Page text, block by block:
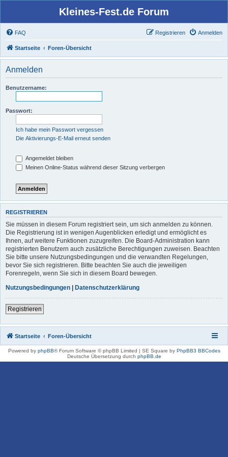
Kleines-Fest.de Forum
FAQ Anmelden
Registrieren
Startseite Foren-Übersicht
Anmelden
Benutzername:
Passwort:
Ich habe mein Passwort vergessen
Die Aktivierungs-E-Mail erneut senden
Angemeldet bleiben
Meinen Online-Status während dieser Sitzung verbergen
REGISTRIEREN
Sie müssen in diesem Forum registriert sein, um sich anmelden zu können.
Die Registrierung ist in wenigen Augenblicken erledigt und ermöglicht es
Ihnen, auf weitere Funktionen zuzugreifen. Die Board-Administration kann
registrierten Benutzern auch zusätzliche Berechtigungen zuweisen. Beachten
Sie bitte unsere Nutzungsbedingungen und die verwandten Regelungen,
bevor Sie sich registrieren. Bitte beachten Sie auch die jeweiligen
Forenregeln, wenn Sie sich in diesem Board bewegen.
Nutzungsbedingungen | Datenschutzerklärung
Registrieren
Startseite Foren-Übersicht
Powered by phpBB® Forum Software © phpBB Limited | SE Square by PhpBB3 BBCodes
Deutsche Übersetzung durch phpBB.de